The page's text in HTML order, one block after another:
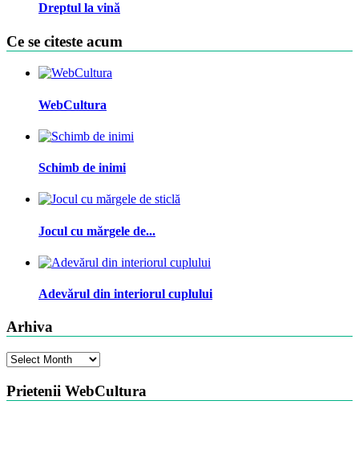
Dreptul la vină
Ce se citeste acum
WebCultura
Schimb de inimi
Jocul cu mărgele de...
Adevărul din interiorul cuplului
Arhiva
Arhiva
Prietenii WebCultura